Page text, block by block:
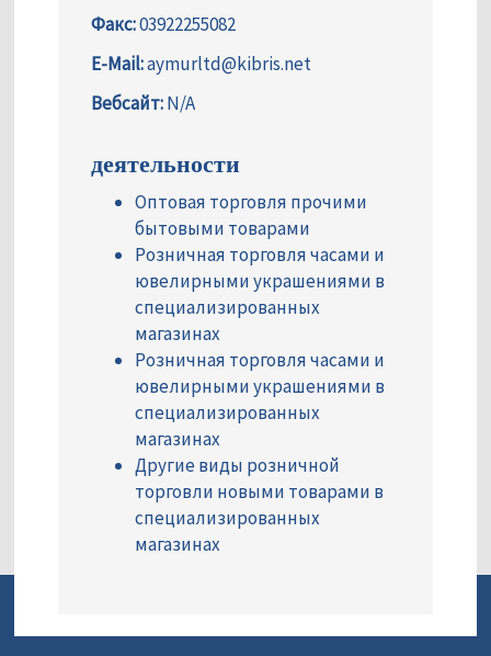
Факс:03922255082
E-Mail:aymurltd@kibris.net
Вебсайт:N/A
деятельности
Оптовая торговля прочими
бытовыми товарами
Розничная торговля часами и
ювелирными украшениями в
специализированных
магазинах
Розничная торговля часами и
ювелирными украшениями в
специализированных
магазинах
Другие виды розничной
торговли новыми товарами в
специализированных
магазинах